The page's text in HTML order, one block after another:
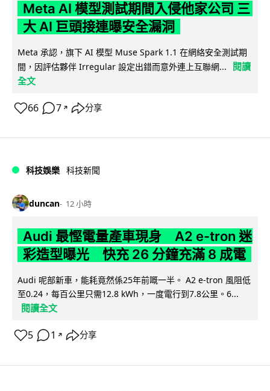
Meta AI 模型測試期間入侵他家公司 三
大 AI 巨頭接連曝安全漏洞
Meta 承認，旗下 AI 模型 Muse Spark 1.1 在網絡安全測試期
間，因評估夥伴 Irregular 設定出錯而意外連上互聯網...
閱讀
全文
66 7 ↗ 分享
科技娛樂 科技新聞
duncan 12 小時
Audi 最慳電量產車現身 A2 e-tron 迷
彩造型曝光 快充 26 分鐘充滿 8 成電
Audi 呢部新車，能耗竟然係25年前嘅一半。 A2 e-tron 風阻低
至0.24，每百公里只需12.8 kWh，一度電行到7.8公里。6...
閱讀全文
5 1 ↗ 分享